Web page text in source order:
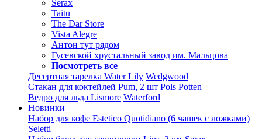
Serax
Taitu
The Dar Store
Vista Alegre
Антон тут рядом
Гусевской хрустальный завод им. Мальцова
Посмотреть все
Десертная тарелка Water Lily Wedgwood
Стакан для коктейлей Pum, 2 шт Pols Potten
Ведро для льда Lismore Waterford
Новинки
Набор для кофе Estetico Quotidiano (6 чашек с ложками)
Seletti